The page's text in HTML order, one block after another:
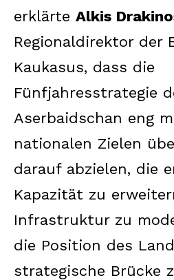
erklärte Alkis
Regionaldirektor der
Kaukasus, dass die
Fünfjahresstrategie
Aserbaidschan eng
nationalen Zielen
darauf abzielen, die
Kapazität zu
Infrastruktur zu
die Position des
strategische Brücke